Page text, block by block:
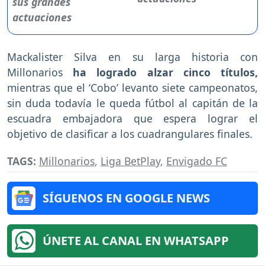
Mackalister Silva en su larga historia con
Millonarios ha logrado alzar cinco títulos,
mientras que el ‘Cobo’ levanto siete campeonatos,
sin duda todavía le queda fútbol al capitán de la
escuadra embajadora que espera lograr el
objetivo de clasificar a los cuadrangulares finales.
TAGS: Millonarios, Liga BetPlay, Envigado FC
SÍGUENOS EN GOOGLE NEWS
ÚNETE AL CANAL EN WHATSAPP